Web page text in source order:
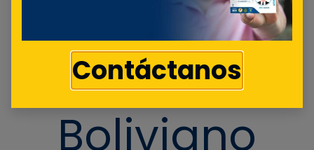
Automóvil
Club
Boliviano
Contáctanos